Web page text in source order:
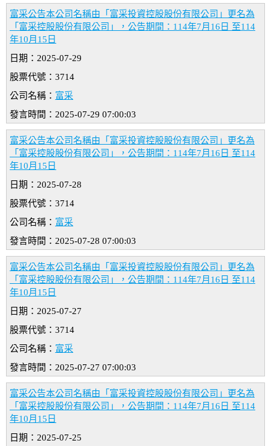
富采公告本公司名稱由「富采投資控股股份有限公司」更名為
「富采控股股份有限公司」，公告期間：114年7月16日 至114
年10月15日
日期：2025-07-29
股票代號：3714
公司名稱： 富采
發言時間：2025-07-29 07:00:03
富采公告本公司名稱由「富采投資控股股份有限公司」更名為
「富采控股股份有限公司」，公告期間：114年7月16日 至114
年10月15日
日期：2025-07-28
股票代號：3714
公司名稱： 富采
發言時間：2025-07-28 07:00:03
富采公告本公司名稱由「富采投資控股股份有限公司」更名為
「富采控股股份有限公司」，公告期間：114年7月16日 至114
年10月15日
日期：2025-07-27
股票代號：3714
公司名稱： 富采
發言時間：2025-07-27 07:00:03
富采公告本公司名稱由「富采投資控股股份有限公司」更名為
「富采控股股份有限公司」，公告期間：114年7月16日 至114
年10月15日
日期：2025-07-25